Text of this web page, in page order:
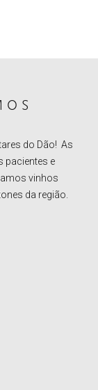
do Dão! As
pacientes e
vinhos
da região.